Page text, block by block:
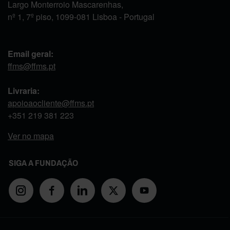
Largo Monterroio Mascarenhas,
nº 1, 7º piso, 1099-081 Lisboa - Portugal
Email geral:
ffms@ffms.pt
Livraria:
apoioaocliente@ffms.pt
+351 219 381 223
Ver no mapa
SIGA A FUNDAÇÃO